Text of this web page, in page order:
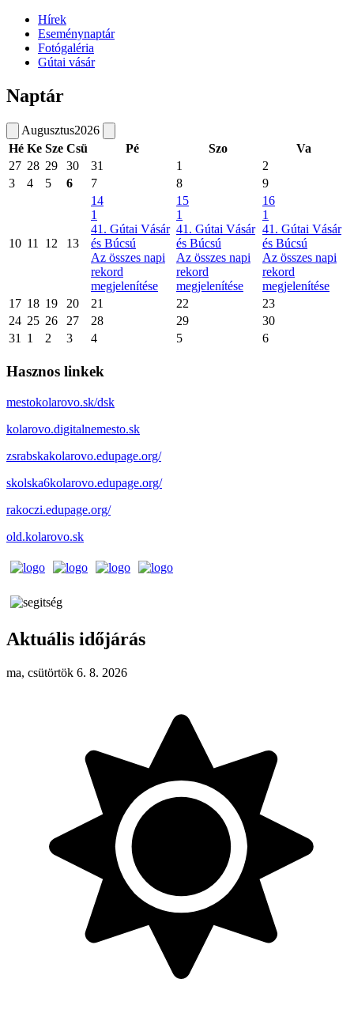
Hírek
Eseménynaptár
Fotógaléria
Gútai vásár
Naptár
Augusztus2026
Hé Ke Sze Csü Pé Szo
Va
27 28 29 30 31 1
2
3
4 5 6 7 8 9
10 11 12 13
14
1
41. Gútai Vásár
és Búcsú
Az összes napi
rekord
megjelenítése
15
1
41. Gútai Vásár
és Búcsú
Az összes napi
rekord
megjelenítése
16
1
41. Gútai Vásár
és Búcsú
Az összes napi
rekord
megjelenítése
17 18 19 20 21 22
23
24 25 26 27 28 29
30
31
1 2 3 4 5 6
Hasznos linkek
mestokolarovo.sk/dsk
kolarovo.digitalnemesto.sk
zsrabskakolarovo.edupage.org/
skolska6kolarovo.edupage.org/
rakoczi.edupage.org/
old.kolarovo.sk
Aktuális időjárás
ma, csütörtök 6. 8. 2026